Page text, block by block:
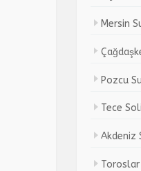
Mersin
Pozcu
Tece
Akdeniz
Toroslar